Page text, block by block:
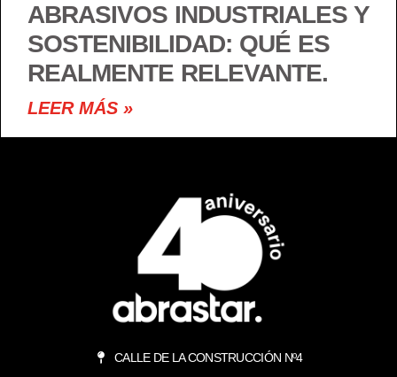
ABRASIVOS INDUSTRIALES Y
SOSTENIBILIDAD: QUÉ ES
REALMENTE RELEVANTE.
LEER MÁS »
CALLE DE LA CONSTRUCCIÓN Nº4